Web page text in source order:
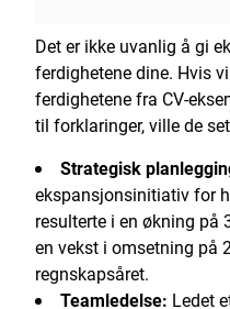
Det er ikke uvanlig å gi
ferdighetene dine. Hvis
ferdighetene fra CV-
til forklaringer, ville de
Strategisk
ekspansjonsinitiativ for
resulterte i en økning på
en vekst i omsetning på
regnskapsåret.
Teamledelse: Ledet